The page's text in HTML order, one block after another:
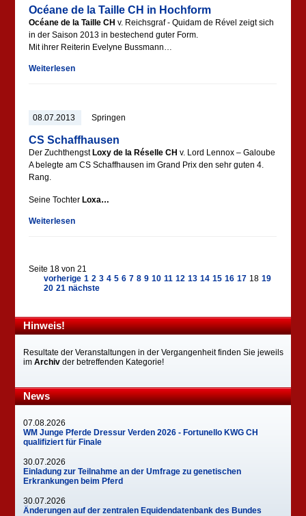
Océane de la Taille CH in Hochform
Océane de la Taille CH v. Reichsgraf - Quidam de Rével zeigt sich
in der Saison 2013 in bestechend guter Form.
Mit ihrer Reiterin Evelyne Bussmann…
Weiterlesen
08.07.2013 Springen
CS Schaffhausen
Der Zuchthengst Loxy de la Réselle CH v. Lord Lennox – Galoube
A belegte am CS Schaffhausen im Grand Prix den sehr guten 4.
Rang.
Seine Tochter Loxa…
Weiterlesen
Seite 18 von 21
vorherige 1 2 3 4 5 6 7 8 9 10 11 12 13 14 15 16 17 18 19
20 21 nächste
Hinweis!
Resultate der Veranstaltungen in der Vergangenheit finden Sie jeweils
imArchiv der betreffenden Kategorie!
News
07.08.2026
WM Junge Pferde Dressur Verden 2026 - Fortunello KWG CH
qualifiziert für Finale
30.07.2026
Einladung zur Teilnahme an der Umfrage zu genetischen
Erkrankungen beim Pferd
30.07.2026
Änderungen auf der zentralen Equidendatenbank des Bundes